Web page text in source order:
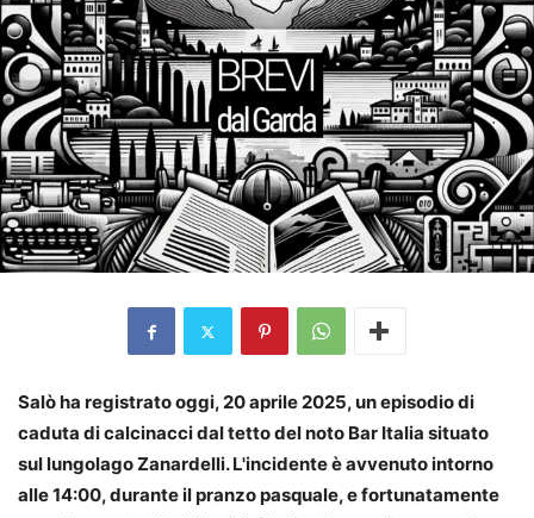
Salò ha registrato oggi, 20 aprile 2025, un episodio di
caduta di calcinacci dal tetto del noto Bar Italia situato
sul lungolago Zanardelli. L'incidente è avvenuto intorno
alle 14:00, durante il pranzo pasquale, e fortunatamente